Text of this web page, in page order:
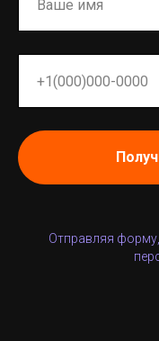
Отправляя